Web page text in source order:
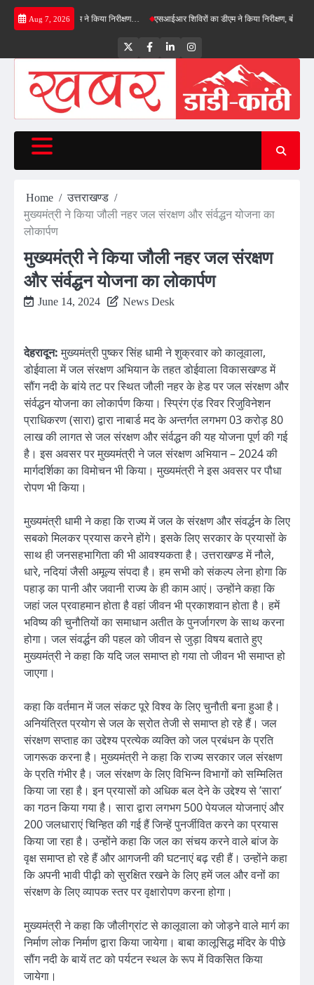
Skip
Aug 7, 2026
का डीएम ने किया निरीक्षण… एसआईआर शिविरों का डीएम ने किया निरीक्षण, बोले—कोई पात्र
TwitterFacebookLinkedInInstagram
Home
उत्तराखण्ड
मुख्यमंत्री ने किया जौली नहर जल संरक्षण और संर्वद्धन योजना का
लोकार्पण
मुख्यमंत्री ने किया जौली नहर जल संरक्षण
और संर्वद्धन योजना का लोकार्पण
June 14, 2024 News Desk
देहरादून:मुख्यमंत्री पुष्कर सिंह धामी ने शुक्रवार को कालूवाला,
डोईवाला में जल संरक्षण अभियान के तहत डोईवाला विकासखण्ड में
सौंग नदी के बांये तट पर स्थित जौली नहर के हेड पर जल संरक्षण और
संर्वद्धन योजना का लोकार्पण किया। स्प्रिंग एंड रिवर रिजुविनेशन
प्राधिकरण (सारा) द्वारा नाबार्ड मद के अन्तर्गत लगभग 03 करोड़ 80
लाख की लागत से जल संरक्षण और संर्वद्धन की यह योजना पूर्ण की गई
है। इस अवसर पर मुख्यमंत्री ने जल संरक्षण अभियान – 2024 की
मार्गदर्शिका का विमोचन भी किया। मुख्यमंत्री ने इस अवसर पर पौधा
रोपण भी किया।
मुख्यमंत्री धामी ने कहा कि राज्य में जल के संरक्षण और संवर्द्धन के लिए
सबको मिलकर प्रयास करने होंगे। इसके लिए सरकार के प्रयासों के
साथ ही जनसहभागिता की भी आवश्यकता है। उत्तराखण्ड में नौले,
धारे, नदियां जैसी अमूल्य संपदा है। हम सभी को संकल्प लेना होगा कि
पहाड़ का पानी और जवानी राज्य के ही काम आएं। उन्होंने कहा कि
जहां जल प्रवाहमान होता है वहां जीवन भी प्रकाशवान होता है। हमें
भविष्य की चुनौतियों का समाधान अतीत के पुनर्जागरण के साथ करना
होगा। जल संवर्द्धन की पहल को जीवन से जुड़ा विषय बताते हुए
मुख्यमंत्री ने कहा कि यदि जल समाप्त हो गया तो जीवन भी समाप्त हो
जाएगा।
कहा कि वर्तमान में जल संकट पूरे विश्व के लिए चुनौती बना हुआ है।
अनियंत्रित प्रयोग से जल के स्रोत तेजी से समाप्त हो रहे हैं। जल
संरक्षण सप्ताह का उद्देश्य प्रत्येक व्यक्ति को जल प्रबंधन के प्रति
जागरूक करना है। मुख्यमंत्री ने कहा कि राज्य सरकार जल संरक्षण
के प्रति गंभीर है। जल संरक्षण के लिए विभिन्न विभागों को सम्मिलित
किया जा रहा है। इन प्रयासों को अधिक बल देने के उद्देश्य से ’सारा’
का गठन किया गया है। सारा द्वारा लगभग 500 पेयजल योजनाएं और
200 जलधाराएं चिन्हित की गई हैं जिन्हें पुनर्जीवित करने का प्रयास
किया जा रहा है। उन्होंने कहा कि जल का संचय करने वाले बांज के
वृक्ष समाप्त हो रहे हैं और आगजनी की घटनाएं बढ़ रही हैं। उन्होंने कहा
कि अपनी भावी पीढ़ी को सुरक्षित रखने के लिए हमें जल और वनों का
संरक्षण के लिए व्यापक स्तर पर वृक्षारोपण करना होगा।
मुख्यमंत्री ने कहा कि जौलीग्रांट से कालूवाला को जोड़ने वाले मार्ग का
निर्माण लोक निर्माण द्वारा किया जायेगा। बाबा कालूसिद्ध मंदिर के पीछे
सौंग नदी के बायें तट को पर्यटन स्थल के रूप में विकसित किया
जायेगा।